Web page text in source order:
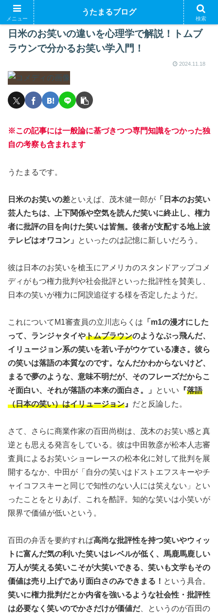
日米のお笑いの違いを心理学で解説！トムブ
ラウンで分かるお笑い学入門！
2024.11.18
※この記事には一般論に基づきつつ専門知識をつかった独
自の考察も含まれます
うたまるです。
日米のお笑いの差といえば、茂木健一郎が 「日本のお笑い
芸人たちは、上下関係や空気を読んだ笑いに終止し、権力
者に批評の目を向けた笑いは皆無。後者が支配する地上波
テレビはオワコン」
といったのは記憶に新しいだろう。
彼は日本のお笑いを槍玉にアメリカのスタンドアップコメ
ディがもつ権力批判や社会批評といった批評性を賛美し、
日本の笑いが権力に阿諛追従する様を否定したようだ。
これについてM1審査員の立川志らくは 「m1の漫才にした
って、ランジャタイやトムブラウンのようなぶっ飛んだ、
イリュージョン系の笑いを若い子がウケている凄さ。彼ら
の笑いは落語の本質なのです。なんだかわからないけど、
まるで夢のような、意味不明だが、そのフレーズだからこ
そ面白い、それが落語の本来の面白さ。」
といい 『落語
（日本の笑い）はイリュージョン 』 だと反論した。
さて、さらに商業作家の百田尚樹は、茂木のお笑い感と真
逆とも思える発言をしている。彼は中田敦彦が松本人志審
査員によるお笑いショーレースの松本化に対して批判を展
開するなか、中田が「自分の笑いはドストエフスキーやチ
ャイコフスキーと同じで知性のない人には笑えない」とい
ったことをとりあげ、これを酷評。知的な笑いは小笑いが
限界で価値が低いという。
百田の弁舌を要約すれば高尚な批評性を持つ笑いやウィッ
トに富んだ気の利いた笑いはレベルが低く、馬鹿馬鹿しい
万人が笑える笑いこそが大笑いできる、笑いも文学もその
価値は売り上げであり面白さのみできまる！ という具合。
笑いに権力批判だとか内省を強いるような社会性・批評性
は必要なく笑いのでかさだけが価値だ、というのが百田の
メニュー
うたまるブログ
検索